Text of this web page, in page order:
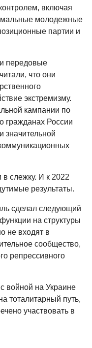
включая
молодежные
партии и
передовые
что они
экстремизму.
кампании по
гражданах России
слежку. И к 2022
результаты.
сделал следующий
на структуры
не входят в
сообщество,
репрессивного
войной на Украине
тоталитарный путь,
участвовать в